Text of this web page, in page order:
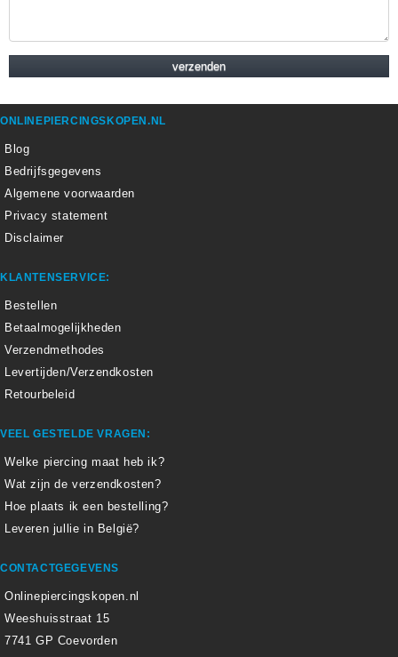
ONLINEPIERCINGSKOPEN.NL
Blog
Bedrijfsgegevens
Algemene voorwaarden
Privacy statement
Disclaimer
KLANTENSERVICE:
Bestellen
Betaalmogelijkheden
Verzendmethodes
Levertijden/Verzendkosten
Retourbeleid
VEEL GESTELDE VRAGEN:
Welke piercing maat heb ik?
Wat zijn de verzendkosten?
Hoe plaats ik een bestelling?
Leveren jullie in België?
CONTACTGEGEVENS
Onlinepiercingskopen.nl
Weeshuisstraat 15
7741 GP Coevorden